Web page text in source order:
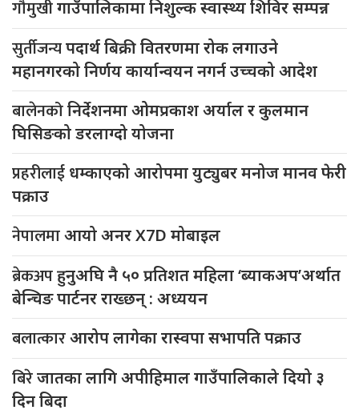
गौमुखीगाउँपालिकामा निशुल्क स्वास्थ्य शिविर सम्पन्न
सुर्तीजन्यपदार्थ बिक्री वितरणमा रोक लगाउने
महानगरको निर्णय कार्यान्वयन नगर्न उच्चको आदेश
बालेनकोनिर्देशनमा ओमप्रकाश अर्याल र कुलमान
घिसिङको डरलाग्दो योजना
प्रहरीलाई धम्काएको आरोपमा युट्युबर मनोज मानव फेरी
पक्राउ
नेपालमाआयो अनर X7D मोबाइल
ब्रेकअपहुनुअघि नै ५० प्रतिशत महिला ‘ब्याकअप’अर्थात
बेन्चिङ पार्टनर राख्छन् : अध्ययन
बलात्कारआरोप लागेका रास्वपा सभापति पक्राउ
बिरेजातका लागि अपीहिमाल गाउँपालिकाले दियो ३
दिन बिदा